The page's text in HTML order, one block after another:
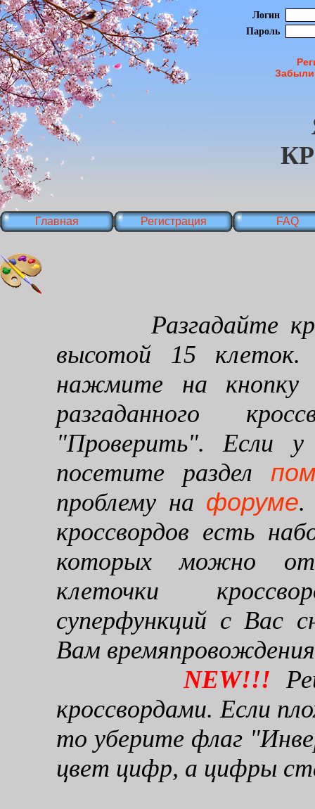
Логин
Пароль
Главная Регистрация FAQ
Разгадайте
высотой 15 клеток.
нажмите на кнопку
разгаданного
"Проверить". Если
посетите раздел
проблему на форуме.
кроссвордов есть
которых можно
клеточки
суперфункций с Вас
Вам
NEW!!!
кроссвордами. Если
то уберите флаг
цвет цифр, а цифры